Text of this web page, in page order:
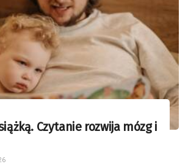
Czytanie rozwija mózg i